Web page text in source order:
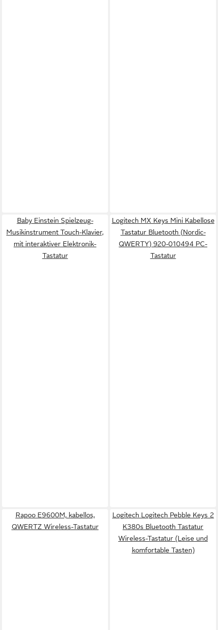
Baby Einstein Spielzeug-
Musikinstrument Touch-Klavier,
mit interaktiver Elektronik-
Tastatur
Logitech MX Keys Mini Kabellose
Tastatur Bluetooth (Nordic-
QWERTY) 920-010494 PC-
Tastatur
Rapoo E9600M, kabellos,
QWERTZ Wireless-Tastatur
Logitech Logitech Pebble Keys 2
K380s Bluetooth Tastatur
Wireless-Tastatur (Leise und
komfortable Tasten)